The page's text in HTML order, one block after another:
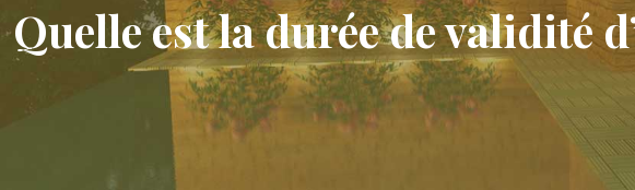
Quelle est la durée de validité